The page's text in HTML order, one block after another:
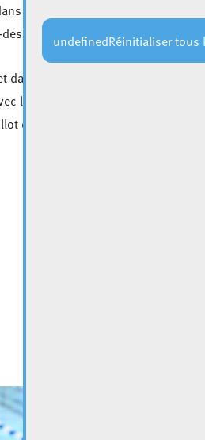
un délai de 3 minutes, en
de la surface de l’eau.
dans l’eau).
la prise de traction standard.
de bain + pantalon et chemise ou
undefinedRéinitialiser tous